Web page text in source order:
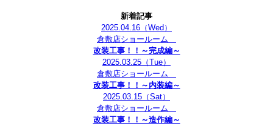
新着記事
2025.04.16 （Wed）
倉敷店ショールーム
改装工事！！～完成編～
2025.03.25 （Tue）
倉敷店ショールーム
改装工事！！～内装編～
2025.03.15 （Sat）
倉敷店ショールーム
改装工事！！～造作編～